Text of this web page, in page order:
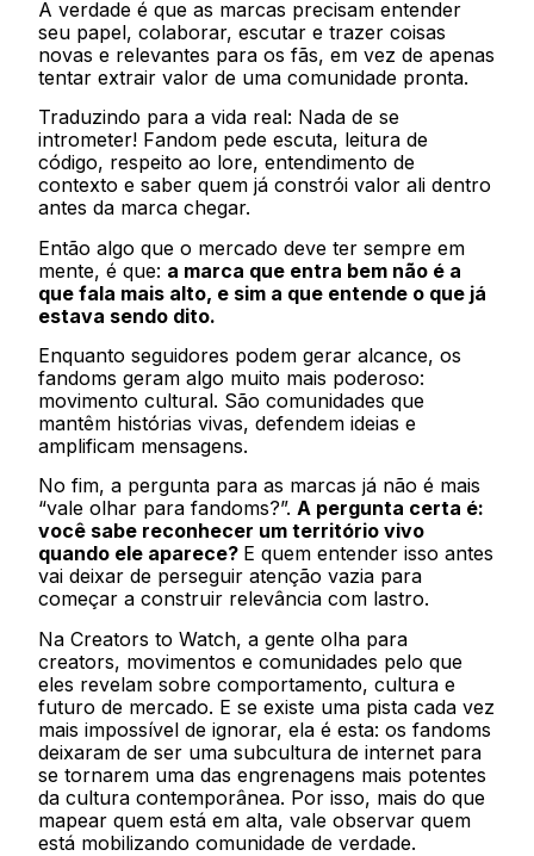
A verdade é que as marcas precisam entender
seu papel, colaborar, escutar e trazer coisas
novas e relevantes para os fãs, em vez de apenas
tentar extrair valor de uma comunidade pronta.
Traduzindo para a vida real: Nada de se
intrometer! Fandom pede escuta, leitura de
código, respeito ao lore, entendimento de
contexto e saber quem já constrói valor ali dentro
antes da marca chegar.
Então algo que o mercado deve ter sempre em
mente, é que: a marca que entra bem não é a
que fala mais alto, e sim a que entende o que já
estava sendo dito.
Enquanto seguidores podem gerar alcance, os
fandoms geram algo muito mais poderoso:
movimento cultural. São comunidades que
mantêm histórias vivas, defendem ideias e
amplificam mensagens.
No fim, a pergunta para as marcas já não é mais
“vale olhar para fandoms?”.A pergunta certa é:
você sabe reconhecer um território vivo
quando ele aparece? E quem entender isso antes
vai deixar de perseguir atenção vazia para
começar a construir relevância com lastro.
Na Creators to Watch, a gente olha para
creators, movimentos e comunidades pelo que
eles revelam sobre comportamento, cultura e
futuro de mercado. E se existe uma pista cada vez
mais impossível de ignorar, ela é esta: os fandoms
deixaram de ser uma subcultura de internet para
se tornarem uma das engrenagens mais potentes
da cultura contemporânea. Por isso, mais do que
mapear quem está em alta, vale observar quem
está mobilizando comunidade de verdade.